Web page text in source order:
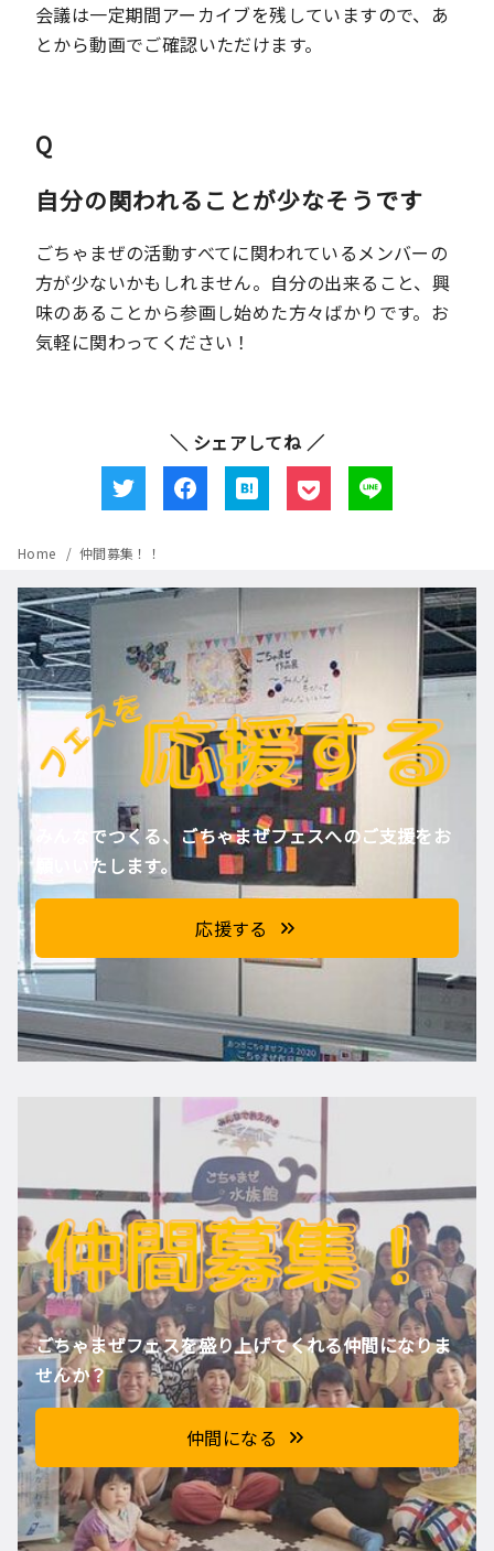
会議は一定期間アーカイブを残していますので、あ
とから動画でご確認いただけます。
Q
自分の関われることが少なそうです
ごちゃまぜの活動すべてに関われているメンバーの
方が少ないかもしれません。自分の出来ること、興
味のあることから参画し始めた方々ばかりです。お
気軽に関わってください！
＼ シェアしてね ／
Home 仲間募集！！
みんなでつくる、ごちゃまぜフェスへのご支援をお
願いいたします。
応援する
ごちゃまぜフェスを盛り上げてくれる仲間になりま
せんか？
仲間になる